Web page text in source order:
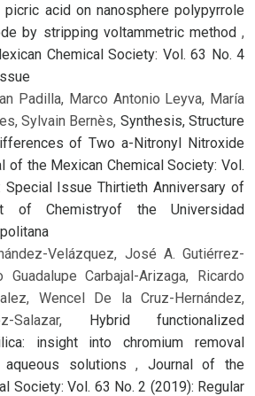
picric acid on nanosphere polypyrrole
by stripping voltammetric method ,
Chemical Society: Vol. 63 No. 4
Padilla, Marco Antonio Leyva, María
Sylvain Bernès, Synthesis, Structure
of Two a-Nitronyl Nitroxide
of the Mexican Chemical Society: Vol.
Special Issue Thirtieth Anniversary of
of Chemistryof the Universidad
Velázquez, José A. Gutiérrez-
Guadalupe Carbajal-Arizaga, Ricardo
Wencel De la Cruz-Hernández,
Salazar, Hybrid functionalized
insight into chromium removal
aqueous solutions, Journal of the
Society: Vol. 63 No. 2 (2019): Regular